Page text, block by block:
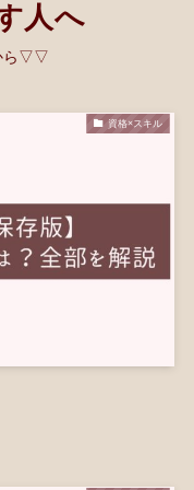
人へ
ら▽▽
資格×スキル